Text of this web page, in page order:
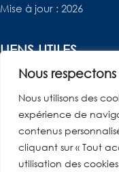
Nous
Nous utilisons des
expérience de
contenus
cliquant sur « Tout
utilisation des
Mise à jour : 2026
LIENS UTILES
Mentions Légales
Je gère mes données –
Contact